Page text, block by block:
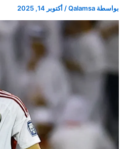
بواسطة Qalamsa
/ أكتوبر 14, 2025